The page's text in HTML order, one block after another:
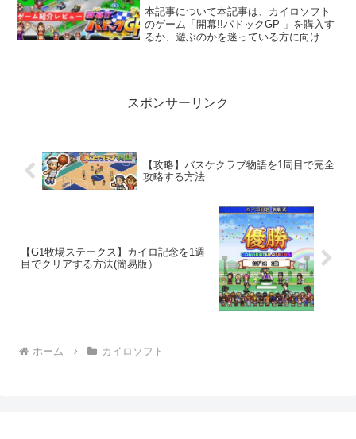
本記事について本記事は、カイロソフト
のゲーム「開幕!!パドックGP 」を購入す
るか、遊ぶのかを迷っている方に向けて
スポンサーリンク
【攻略】バスケクラブ物語を1周目で完全
攻略する方法
【G1牧場ステークス】カイロ記念を1週
目でクリアする方法(簡易版）
ホーム カイロソフト